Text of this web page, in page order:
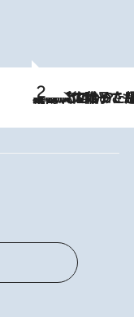
2026.8.5
【阿川佐和子さんの年とる力】なぜ70代で始めた趣味は“こんなに楽しい”のか？ ピアノ、俳句…スランプに陥っても続けられる“ある秘訣”とは